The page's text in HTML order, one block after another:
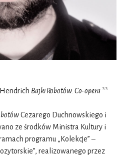
Bajki Robotów. Co-opera **
Cezarego Duchnowskiego i
ze środków Ministra Kultury i
programu „Kolekcje” –
realizowanego przez